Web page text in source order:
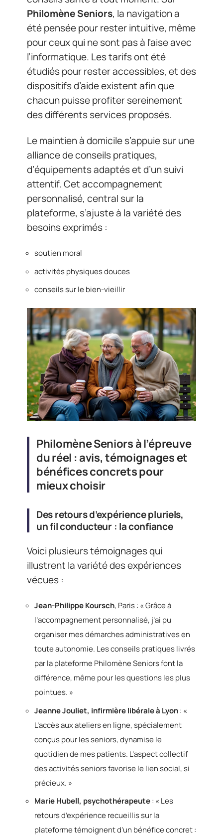
Philomène Seniors, la navigation a
été pensée pour rester intuitive, même
pour ceux qui ne sont pas à l’aise avec
l’informatique. Les tarifs ont été
étudiés pour rester accessibles, et des
dispositifs d’aide existent afin que
chacun puisse profiter sereinement
des différents services proposés.
Le maintien à domicile s’appuie sur une
alliance de conseils pratiques,
d’équipements adaptés et d’un suivi
attentif. Cet accompagnement
personnalisé, central sur la
plateforme, s’ajuste à la variété des
besoins exprimés :
soutien moral
activités physiques douces
conseils sur le bien-vieillir
Philomène Seniors à l’épreuve
du réel : avis, témoignages et
bénéfices concrets pour
mieux choisir
Des retours d’expérience pluriels,
un fil conducteur : la confiance
Voici plusieurs témoignages qui
illustrent la variété des expériences
vécues :
Jean-Philippe Koursch, Paris : « Grâce à
l’accompagnement personnalisé, j’ai pu
organiser mes démarches administratives en
toute autonomie. Les conseils pratiques livrés
par la plateforme Philomène Seniors font la
différence, même pour les questions les plus
pointues. »
Jeanne Jouliet, infirmière libérale à Lyon: «
L’accès aux ateliers en ligne, spécialement
conçus pour les seniors, dynamise le
quotidien de mes patients. L’aspect collectif
des activités seniors favorise le lien social, si
précieux. »
Marie Hubell, psychothérapeute: « Les
retours d’expérience recueillis sur la
plateforme témoignent d’un bénéfice concret :